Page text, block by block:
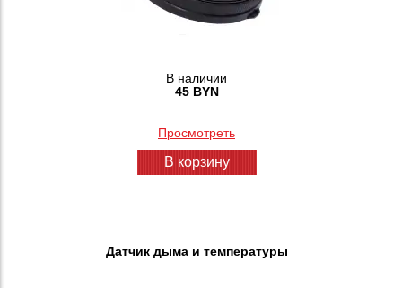
В наличии
45 BYN
Просмотреть
В корзину
Датчик дыма и температуры